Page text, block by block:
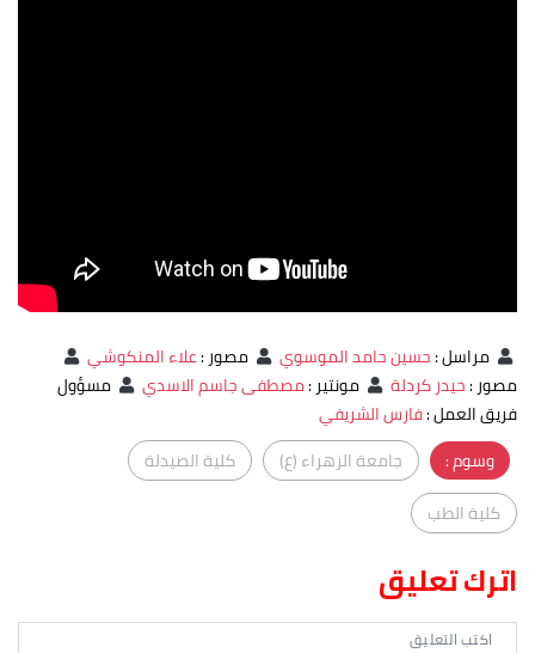
مراسل:حسين حامد الموسوي مصور:علاء المنكوشي
مصور:حيدر كردلة مونتير:مصطفى جاسم الاسدي
مسؤول
فريق العمل:فارس الشريفي
وسوم :
جامعة الزهراء (ع)
كلية الصيدلة
كلية الطب
اترك تعليق